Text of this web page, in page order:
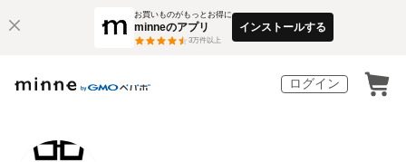
お買いものがもっとお得に
minneのアプリ
3万件以上
インストールする
ログイン